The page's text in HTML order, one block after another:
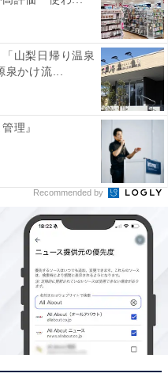
山梨日帰り温泉
かけ流...
理』
Recommended by